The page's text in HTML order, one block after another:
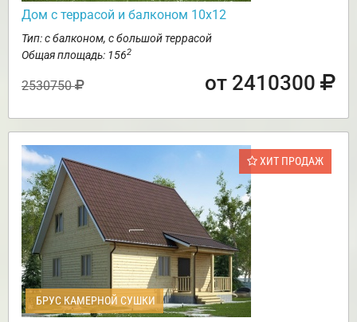
Дом с террасой и балконом 10х12
Тип: с балконом, с большой террасой
Общая площадь: 1562
2530750 от 2410300
ХИТ ПРОДАЖ
БРУС КАМЕРНОЙ СУШКИ